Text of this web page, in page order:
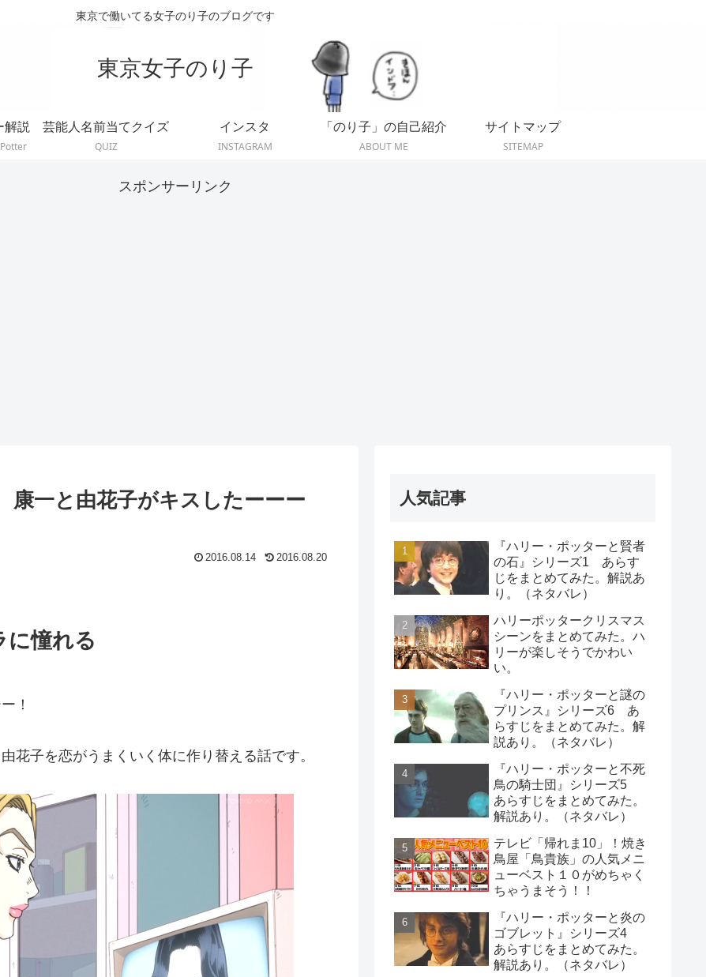
東京で働いてる女子のり子のブログです
東京女子のり子
解説
芸能人名前当てクイズ
QUIZ
インスタ
INSTAGRAM
「のり子」の自己紹介
ABOUT ME
サイトマップ
SITEMAP
スポンサーリンク
一と由花子がキスしたーーー
2016.08.14 2016.08.20
憧れる
！
花子を恋がうまくいく体に作り替える話です。
人気記事
『ハリー・ポッターと賢者
の石』シリーズ1 あらす
じをまとめてみた。解説あ
り。（ネタバレ）
ハリーポッタークリスマス
シーンをまとめてみた。ハ
リーが楽しそうでかわい
い。
『ハリー・ポッターと謎の
プリンス』シリーズ6 あ
らすじをまとめてみた。解
説あり。（ネタバレ）
『ハリー・ポッターと不死
鳥の騎士団』シリーズ5
あらすじをまとめてみた。
解説あり。（ネタバレ）
テレビ「帰れま10」！焼き
鳥屋「鳥貴族」の人気メニ
ューベスト１０がめちゃく
ちゃうまそう！！
『ハリー・ポッターと炎の
ゴブレット』シリーズ4
あらすじをまとめてみた。
解説あり。（ネタバレ）